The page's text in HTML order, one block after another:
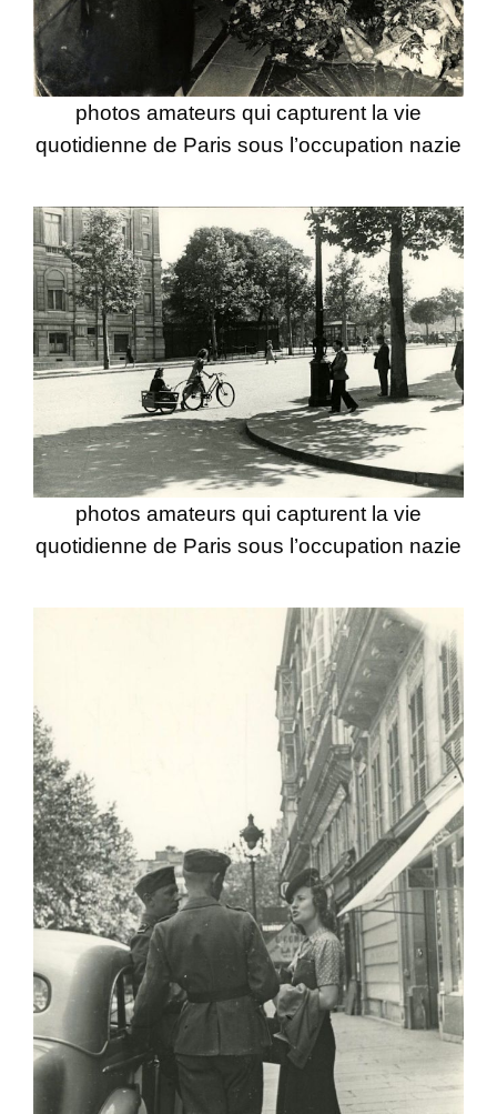
photos amateurs qui capturent la vie
quotidienne de Paris sous l’occupation nazie
photos amateurs qui capturent la vie
quotidienne de Paris sous l’occupation nazie